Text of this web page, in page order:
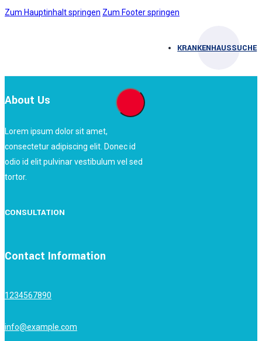
Zum Hauptinhalt springen Zum Footer springen
KRANKENHAUSSUCHE
About Us
Lorem ipsum dolor sit amet,
consectetur adipiscing elit. Donec id
odio id elit pulvinar vestibulum vel sed
tortor.
CONSULTATION
Contact Information
1234567890
info@example.com